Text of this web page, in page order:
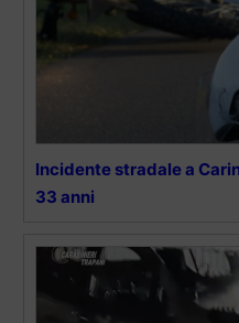
Incidente stradale a
33 anni